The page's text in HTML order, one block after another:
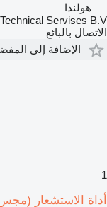
هولندا
Servises B.V.
الاتصال بالبائع
الإضافة إلى
1